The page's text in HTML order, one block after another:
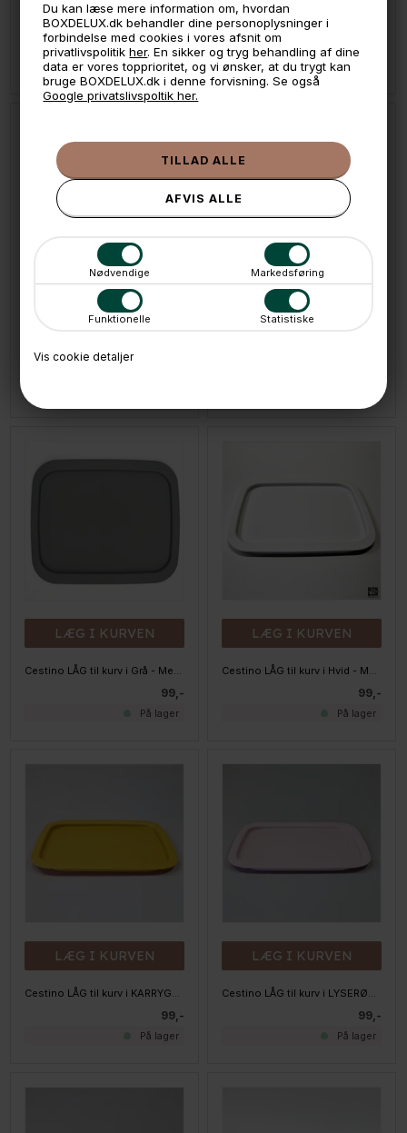
Du kan læse mere information om, hvordan
BOXDELUX.dk behandler dine personoplysninger i
forbindelse med cookies i vores afsnit om
privatlivspolitikher. En sikker og tryg behandling af dine
data er vores topprioritet, og vi ønsker, at du trygt kan
bruge BOXDELUX.dk i denne forvisning. Se også
Google privatslivspoltik her.
Nødvendige Markedsføring
Funktionelle Statistiske
Vis cookie detaljer
Cestino kurv i Hvid - Large
335,-
På lager
Cestino kurv i Navyblå - Large
På lager
LÆG I KURVEN LÆG I KURVEN
LÆG I KURVEN
99,-
På lager
LÆG I KURVEN
99,-
På lager
LÆG I KURVEN
Cestino LÅG til kurv i KARRYGUL - Medium/Large
99,-
På lager
LÆG I KURVEN
Cestino LÅG til kurv i LYSERØD - Medium/Large
99,-
På lager